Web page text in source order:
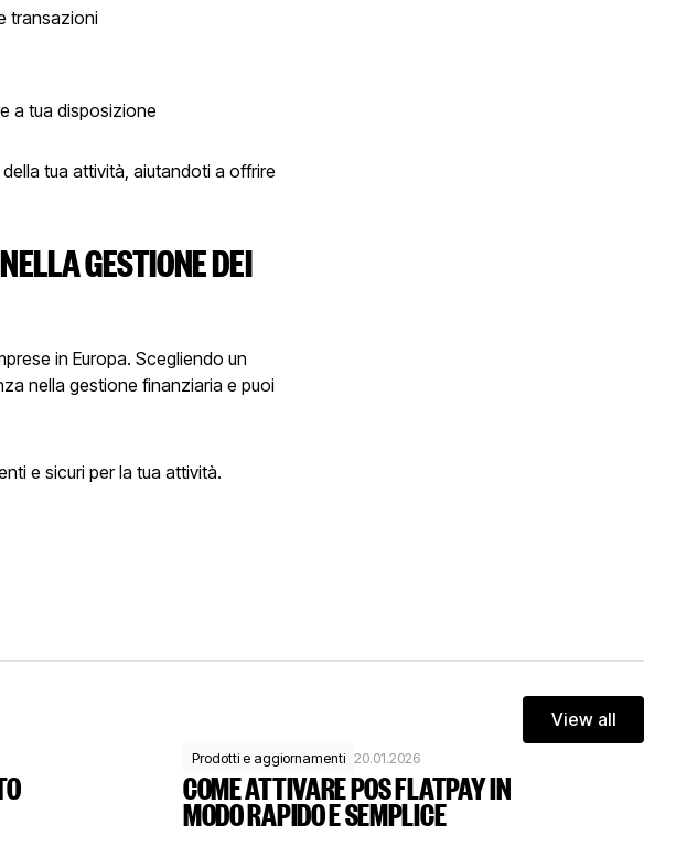
transazioni
a tua disposizione
tua attività, aiutandoti a offrire
GESTIONE DEI
in Europa. Scegliendo un
nella gestione finanziaria e puoi
e sicuri per la tua attività.
View all
View all
Prodotti e aggiornamenti 20.01.2026
COME ATTIVARE POS FLATPAY IN
MODO RAPIDO E SEMPLICE